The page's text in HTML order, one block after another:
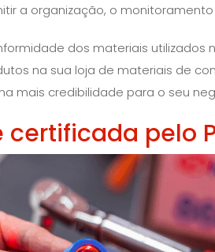
a organização, o
dos materiais utilizados
na sua loja de materiais de
mais credibilidade para o seu
certificada pelo